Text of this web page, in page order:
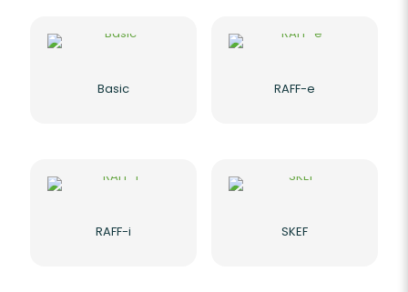
Basic RAFF-e
RAFF-i SKEF